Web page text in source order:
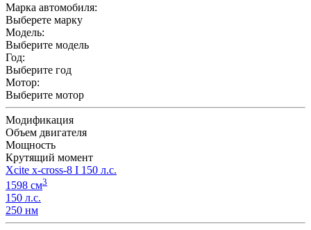
Марка автомобиля:
Выберете марку
Модель:
Выберите модель
Год:
Выберите год
Мотор:
Выберите мотор
Модификация
Объем двигателя
Мощность
Крутящий момент
Xcite x-cross-8 I 150 л.с.
1598 см3
150 л.с.
250 нм